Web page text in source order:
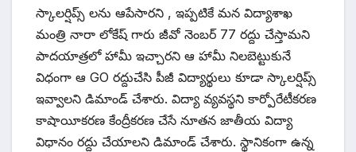
స్కాలర్షిప్స్ లను ఆపేసారని , ఇప్పటికే మన విద్యాశాఖ
మంత్రి నారా లోకేష్ గారు జీవో నెంబర్ 77 రద్దు చేస్తామని
పాదయాత్రలో హామీ ఇచ్చారని ఆ హామీ నిలబెట్టుకునే
విధంగా ఆ GO రద్దుచేసి పీజీ విద్యార్థులు కూడా స్కాలర్షిప్స్
ఇవ్వాలని డిమాండ్ చేశారు. విద్యా వ్యవస్థని కార్పోరేటీకరణ
కాషాయీకరణ కేంద్రీకరణ చేసే నూతన జాతీయ విద్యా
విధానం రద్దు చేయాలని డిమాండ్ చేశారు. స్థానికంగా ఉన్న